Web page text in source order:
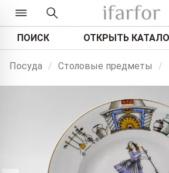
ПОИСК ОТКРЫТЬ
Посуда / Столовые предметы /